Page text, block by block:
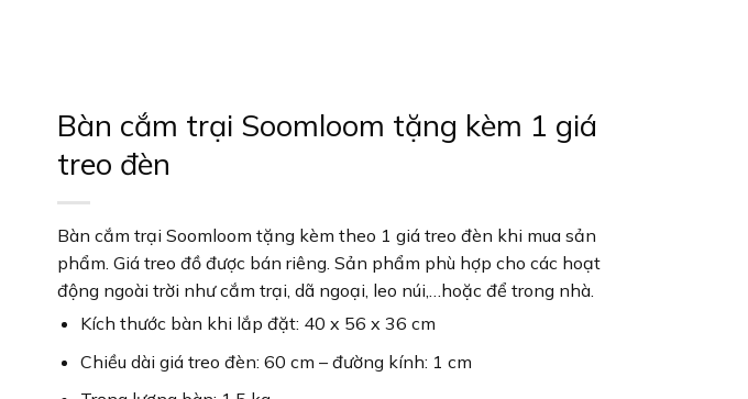
Bàn cắm trại Soomloom tặng kèm 1 giá
treo đèn
Bàn cắm trại Soomloom tặng kèm theo 1 giá treo đèn khi mua sản
phẩm. Giá treo đồ được bán riêng. Sản phẩm phù hợp cho các hoạt
động ngoài trời như cắm trại, dã ngoại, leo núi,…hoặc để trong nhà.
Kích thước bàn khi lắp đặt: 40 x 56 x 36 cm
Chiều dài giá treo đèn: 60 cm – đường kính: 1 cm